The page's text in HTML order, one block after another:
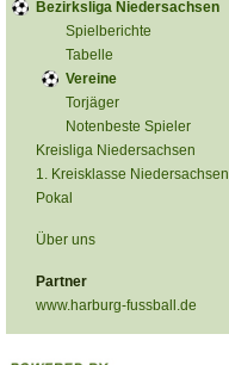
Bezirksliga Niedersachsen
Spielberichte
Tabelle
Vereine
Torjäger
Notenbeste Spieler
Kreisliga Niedersachsen
1. Kreisklasse Niedersachsen
Pokal
Über uns
Partner
www.harburg-fussball.de